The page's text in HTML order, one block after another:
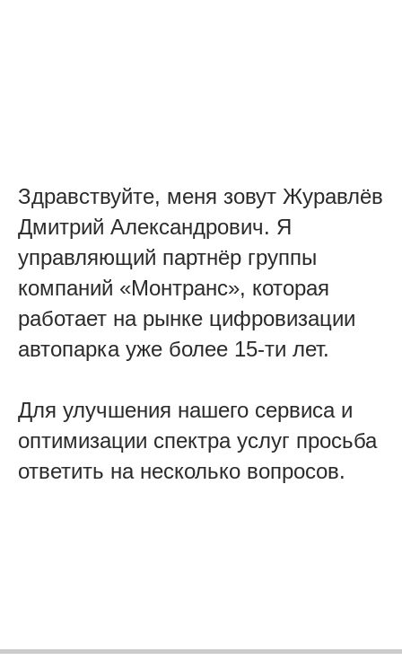
Здравствуйте, меня зовут Журавлёв
Дмитрий Александрович. Я
управляющий партнёр группы
компаний «Монтранс», которая
работает на рынке цифровизации
автопарка уже более 15-ти лет.
Для улучшения нашего сервиса и
оптимизации спектра услуг просьба
ответить на несколько вопросов.